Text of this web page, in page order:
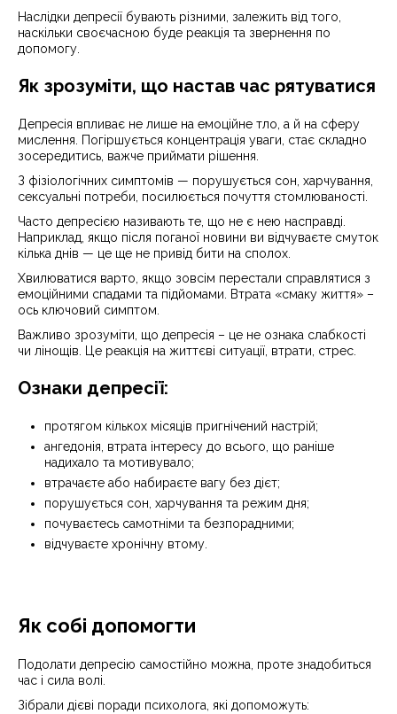
Наслідки депресії бувають різними, залежить від того,
наскільки своєчасною буде реакція та звернення по
допомогу.
Як зрозуміти, що настав час рятуватися
Депресія впливає не лише на емоційне тло, а й на сферу
мислення. Погіршується концентрація уваги, стає складно
зосередитись, важче приймати рішення.
З фізіологічних симптомів — порушується сон, харчування,
сексуальні потреби, посилюється почуття стомлюваності.
Часто депресією називають те, що не є нею насправді.
Наприклад, якщо після поганої новини ви відчуваєте смуток
кілька днів — це ще не привід бити на сполох.
Хвилюватися варто, якщо зовсім перестали справлятися з
емоційними спадами та підйомами. Втрата «смаку життя» –
ось ключовий симптом.
Важливо зрозуміти, що депресія – це не ознака слабкості
чи лінощів. Це реакція на життєві ситуації, втрати, стрес.
Ознаки депресії:
протягом кількох місяців пригнічений настрій;
ангедонія, втрата інтересу до всього, що раніше
надихало та мотивувало;
втрачаєте або набираєте вагу без дієт;
порушується сон, харчування та режим дня;
почуваєтесь самотніми та безпорадними;
відчуваєте хронічну втому.
Як собі допомогти
Подолати депресію самостійно можна, проте знадобиться
час і сила волі.
Зібрали дієві поради психолога, які допоможуть: